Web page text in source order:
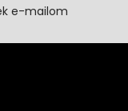
e-mailom